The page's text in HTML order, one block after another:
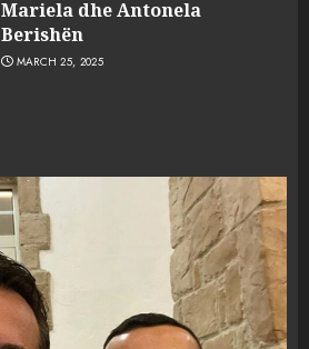
Mariela dhe Antonela
Berishën
MARCH 25, 2025